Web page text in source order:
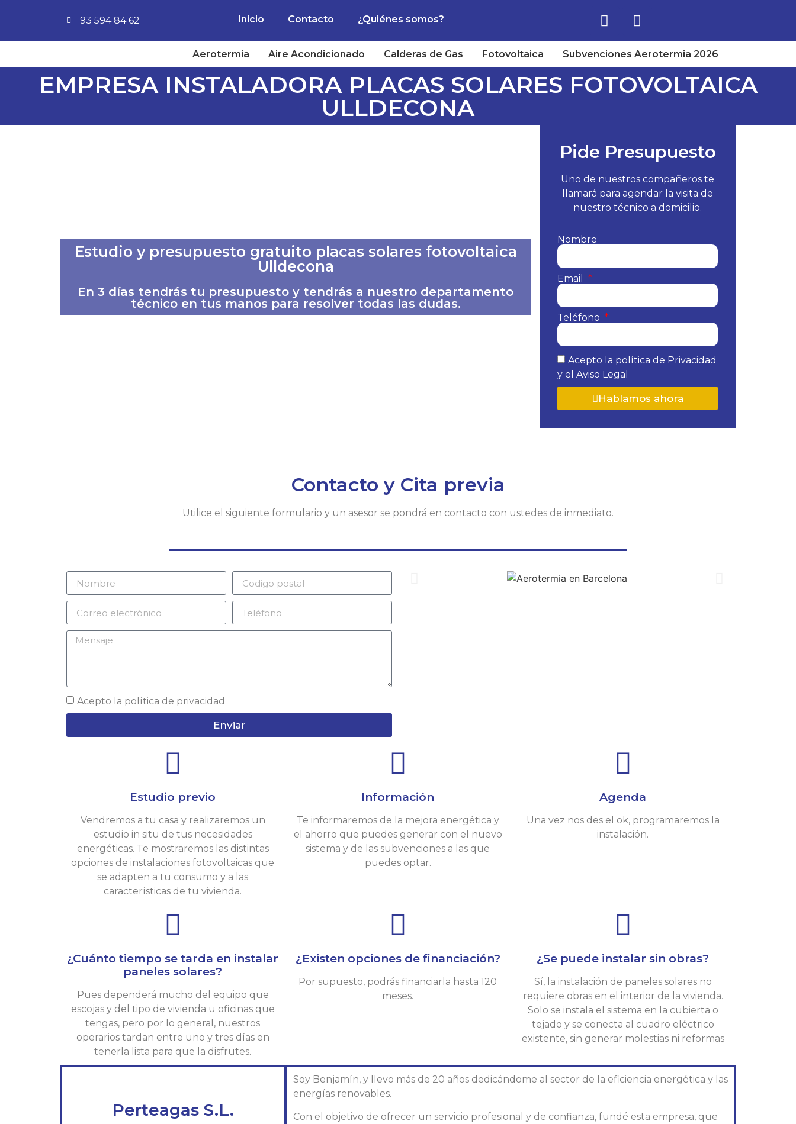
93 594 84 62 Inicio Contacto ¿Quiénes somos?
Aerotermia Aire Acondicionado Calderas de Gas Fotovoltaica Subvenciones Aerotermia 2026
EMPRESA INSTALADORA PLACAS SOLARES FOTOVOLTAICA
ULLDECONA
Estudio y presupuesto gratuito placas solares fotovoltaica
Ulldecona
En 3 días tendrás tu presupuesto y tendrás a nuestro departamento
técnico en tus manos para resolver todas las dudas.
Pide Presupuesto
Uno de nuestros compañeros te
llamará para agendar la visita de
nuestro técnico a domicilio.
Nombre
Email
Teléfono
Acepto la política de Privacidad
y el Aviso Legal
Hablamos ahora
Contacto y Cita previa
Utilice el siguiente formulario y un asesor se pondrá en contacto con ustedes de inmediato.
Acepto la política de privacidad
Enviar
Estudio previo
Vendremos a tu casa y realizaremos un
estudio in situ de tus necesidades
energéticas. Te mostraremos las distintas
opciones de instalaciones fotovoltaicas que
se adapten a tu consumo y a las
características de tu vivienda.
Información
Te informaremos de la mejora energética y
el ahorro que puedes generar con el nuevo
sistema y de las subvenciones a las que
puedes optar.
Agenda
Una vez nos des el ok, programaremos la
instalación.
¿Cuánto tiempo se tarda en instalar
paneles solares?
Pues dependerá mucho del equipo que
escojas y del tipo de vivienda u oficinas que
tengas, pero por lo general, nuestros
operarios tardan entre uno y tres días en
tenerla lista para que la disfrutes.
¿Existen opciones de financiación?
Por supuesto, podrás financiarla hasta 120
meses.
¿Se puede instalar sin obras?
Sí, la instalación de paneles solares no
requiere obras en el interior de la vivienda.
Solo se instala el sistema en la cubierta o
tejado y se conecta al cuadro eléctrico
existente, sin generar molestias ni reformas
Perteagas S.L.
Soy Benjamín, y llevo más de 20 años dedicándome al sector de la eficiencia energética y las
energías renovables.
Con el objetivo de ofrecer un servicio profesional y de confianza, fundé esta empresa, que